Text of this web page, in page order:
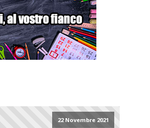
22 Novembre 2021